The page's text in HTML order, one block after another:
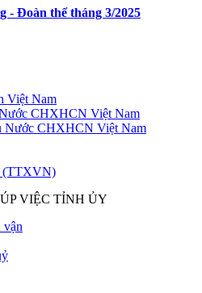
- Đoàn thể tháng 3/2025
Việt Nam
CHXHCN Việt Nam
Nước CHXHCN Việt Nam
(TTXVN)
VIỆC TỈNH ỦY
vận